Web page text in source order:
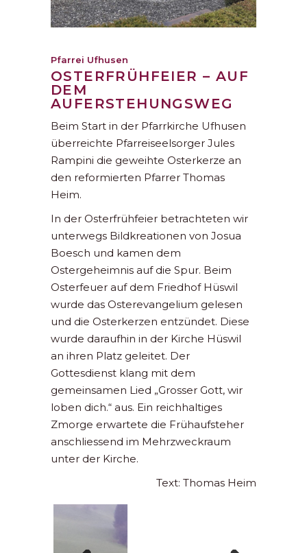
Pfarrei Ufhusen
OSTERFRÜHFEIER – AUF
DEM
AUFERSTEHUNGSWEG
Beim Start in der Pfarrkirche Ufhusen
überreichte Pfarreiseelsorger Jules
Rampini die geweihte Osterkerze an
den reformierten Pfarrer Thomas
Heim.
In der Osterfrühfeier betrachteten wir
unterwegs Bildkreationen von Josua
Boesch und kamen dem
Ostergeheimnis auf die Spur. Beim
Osterfeuer auf dem Friedhof Hüswil
wurde das Osterevangelium gelesen
und die Osterkerzen entzündet. Diese
wurde daraufhin in der Kirche Hüswil
an ihren Platz geleitet. Der
Gottesdienst klang mit dem
gemeinsamen Lied „Grosser Gott, wir
loben dich.“ aus. Ein reichhaltiges
Zmorge erwartete die Frühaufsteher
anschliessend im Mehrzweckraum
unter der Kirche.
Text: Thomas Heim